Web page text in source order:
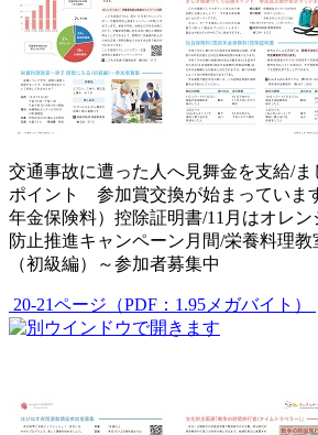
交通事故に遭った人へ見舞金を支給/
ポイント 参加賞交換が始まっていま
年金保険料）控除証明書/11月はオレ
防止推進キャンペーン月間/栄養料理
（初級編）～参加者募集中
20-21ページ（PDF：1.95メガバイト）